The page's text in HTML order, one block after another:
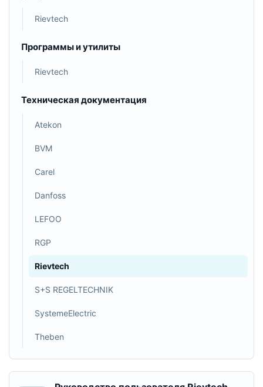
Rievtech
Программы и утилиты
Rievtech
Техническая документация
Atekon
BVM
Carel
Danfoss
LEFOO
RGP
Rievtech
S+S REGELTECHNIK
SystemeElectric
Theben